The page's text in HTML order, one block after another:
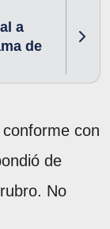
a
de
con
de
No